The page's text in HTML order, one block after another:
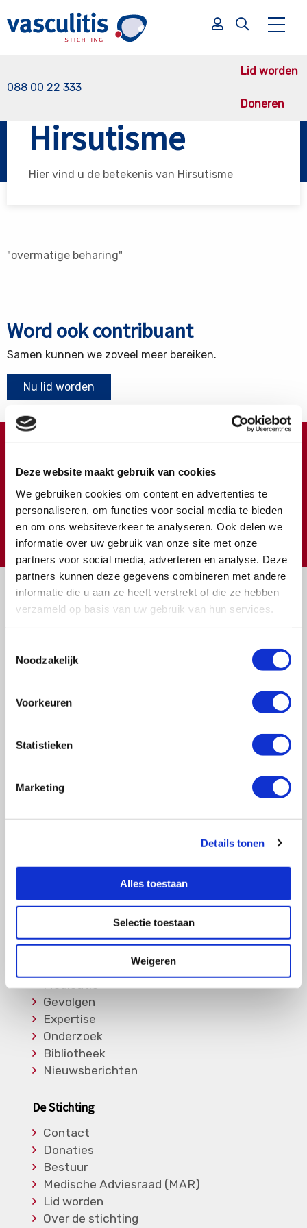
Deze website maakt gebruik van cookies
We gebruiken cookies om content en advertenties te
personaliseren, om functies voor social media te bieden
en om ons websiteverkeer te analyseren. Ook delen we
informatie over uw gebruik van onze site met onze
partners voor social media, adverteren en analyse. Deze
partners kunnen deze gegevens combineren met andere
informatie die u aan ze heeft verstrekt of die ze hebben
verzameld op basis van uw gebruik van hun services.
Noodzakelijk
Voorkeuren
Statistieken
Marketing
Details tonen
Alles toestaan
Selectie toestaan
Weigeren
088 00 22 333
Lid worden
Doneren
Zoek
Zoek
Hirsutisme
Hier vind u de betekenis van Hirsutisme
"overmatige beharing"
Word ook contribuant
Samen kunnen we zoveel meer bereiken.
Nu lid worden
Meer weten over wat we met uw extra gift doen?
Klik hier
€ Doneer
Vragen?
of bel ons op:
Ziektebeelden
EGPA
RCA
Overige Vasculitiden
Informatie
Soorten Vasculitis
Medicatie
Gevolgen
Expertise
Onderzoek
Bibliotheek
Nieuwsberichten
De Stichting
Contact
Donaties
Bestuur
Medische Adviesraad (MAR)
Lid worden
Over de stichting